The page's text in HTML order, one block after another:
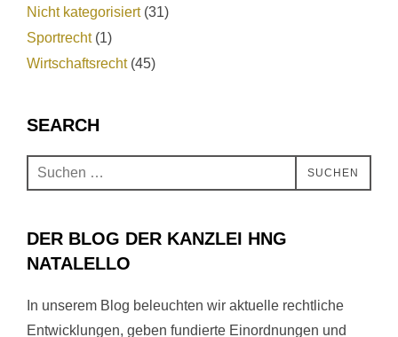
Nicht kategorisiert(31)
Sportrecht(1)
Wirtschaftsrecht(45)
SEARCH
SUCHEN
DER BLOG DER KANZLEI HNG
NATALELLO
In unserem Blog beleuchten wir aktuelle rechtliche
Entwicklungen, geben fundierte Einordnungen und